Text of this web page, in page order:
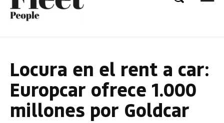
Locura en el rent a car:
Europcar ofrece 1.000
millones por Goldcar